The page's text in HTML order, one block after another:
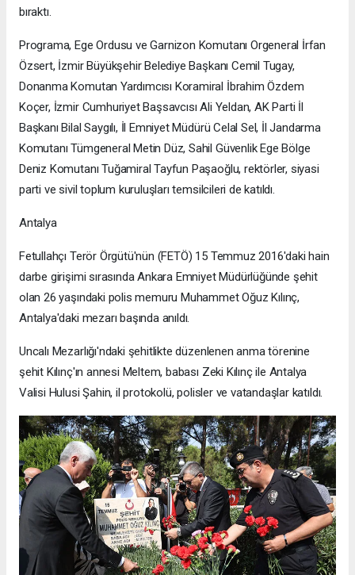
bıraktı.
Programa, Ege Ordusu ve Garnizon Komutanı Orgeneral İrfan
Özsert, İzmir Büyükşehir Belediye Başkanı Cemil Tugay,
Donanma Komutan Yardımcısı Koramiral İbrahim Özdem
Koçer, İzmir Cumhuriyet Başsavcısı Ali Yeldan, AK Parti İl
Başkanı Bilal Saygılı, İl Emniyet Müdürü Celal Sel, İl Jandarma
Komutanı Tümgeneral Metin Düz, Sahil Güvenlik Ege Bölge
Deniz Komutanı Tuğamiral Tayfun Paşaoğlu, rektörler, siyasi
parti ve sivil toplum kuruluşları temsilcileri de katıldı.
Antalya
Fetullahçı Terör Örgütü'nün (FETÖ) 15 Temmuz 2016'daki hain
darbe girişimi sırasında Ankara Emniyet Müdürlüğünde şehit
olan 26 yaşındaki polis memuru Muhammet Oğuz Kılınç,
Antalya'daki mezarı başında anıldı.
Uncalı Mezarlığı'ndaki şehitlikte düzenlenen anma törenine
şehit Kılınç'ın annesi Meltem, babası Zeki Kılınç ile Antalya
Valisi Hulusi Şahin, il protokolü, polisler ve vatandaşlar katıldı.